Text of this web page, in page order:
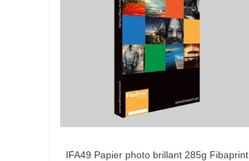
AIMER
IFA49 Papier photo brillant 285g Fibaprint